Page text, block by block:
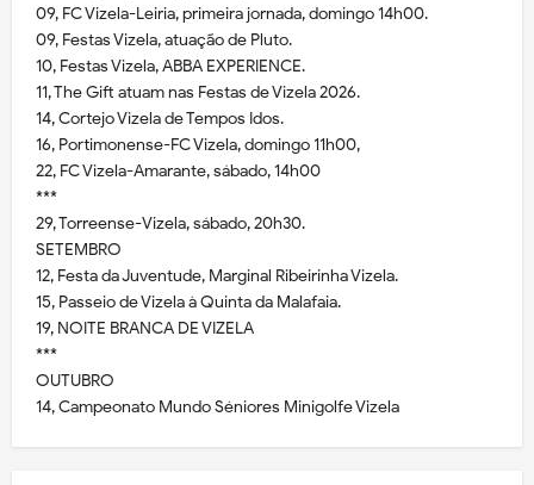
09, FC Vizela-Leiria, primeira jornada, domingo 14h00.
09, Festas Vizela, atuação de Pluto.
10, Festas Vizela, ABBA EXPERIENCE.
11, The Gift atuam nas Festas de Vizela 2026.
14, Cortejo Vizela de Tempos Idos.
16, Portimonense-FC Vizela, domingo 11h00,
22, FC Vizela-Amarante, sábado, 14h00
***
29, Torreense-Vizela, sábado, 20h30.
SETEMBRO
12, Festa da Juventude, Marginal Ribeirinha Vizela.
15, Passeio de Vizela à Quinta da Malafaia.
19, NOITE BRANCA DE VIZELA
***
OUTUBRO
14, Campeonato Mundo Séniores Minigolfe Vizela